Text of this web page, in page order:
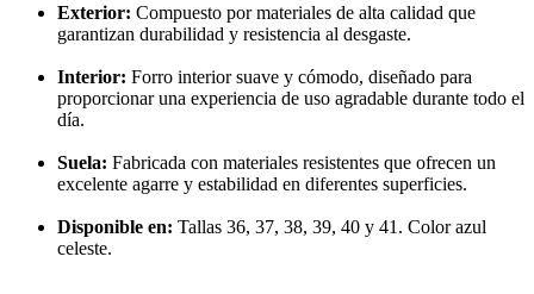
Exterior: Compuesto por materiales de alta calidad que
garantizan durabilidad y resistencia al desgaste.
Interior: Forro interior suave y cómodo, diseñado para
proporcionar una experiencia de uso agradable durante todo el
día.
Suela: Fabricada con materiales resistentes que ofrecen un
excelente agarre y estabilidad en diferentes superficies.
Disponible en: Tallas 36, 37, 38, 39, 40 y 41. Color azul
celeste.